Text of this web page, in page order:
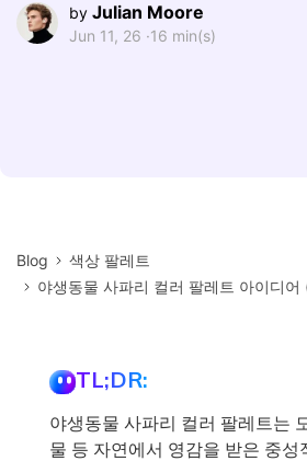
by Julian Moore
Jun 11, 26 ·16 min(s)
Blog
색상 팔레트
야생동물 사파리 컬러 팔레트 아이디
TL;DR:
야생동물 사파리 컬러 팔레트는
물 등 자연에서 영감을 받은 중성